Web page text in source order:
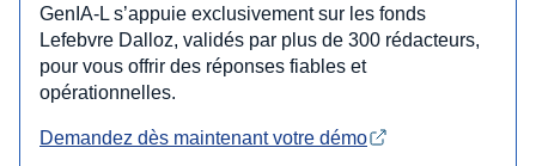
GenIA‑L s’appuie exclusivement sur les fonds
Lefebvre Dalloz, validés par plus de 300 rédacteurs,
pour vous offrir des réponses fiables et
opérationnelles.
Demandez dès maintenant votre démo